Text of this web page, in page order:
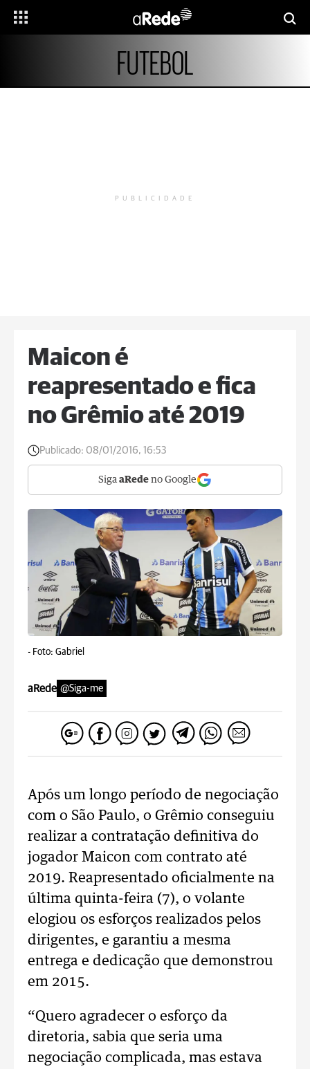
FUTEBOL
PUBLICIDADE
Maicon é
reapresentado e fica
no Grêmio até 2019
Publicado: 08/01/2016, 16:53
Siga aRede no Google
- Foto: Gabriel
aRede @Siga-me
Após um longo período de negociação
com o São Paulo, o Grêmio conseguiu
realizar a contratação definitiva do
jogador Maicon com contrato até
2019. Reapresentado oficialmente na
última quinta-feira (7), o volante
elogiou os esforços realizados pelos
dirigentes, e garantiu a mesma
entrega e dedicação que demonstrou
em 2015.
“Quero agradecer o esforço da
diretoria, sabia que seria uma
negociação complicada, mas estava